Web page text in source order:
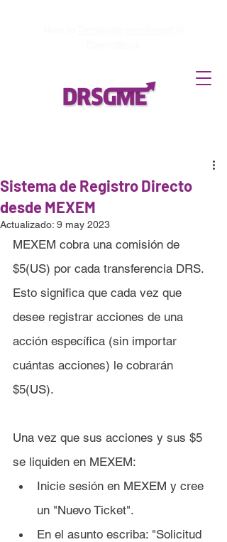
Sistema de Registro Directo
desde MEXEM
Actualizado: 9 may 2023
MEXEM cobra una comisión de
$5(US) por cada transferencia DRS.
Esto significa que cada vez que
desee registrar acciones de una
acción específica (sin importar
cuántas acciones) le cobrarán
$5(US).
Una vez que sus acciones y sus $5
se liquiden en MEXEM:
Inicie sesión en MEXEM y cree
un "Nuevo Ticket".
En el asunto escriba: "Solicitud